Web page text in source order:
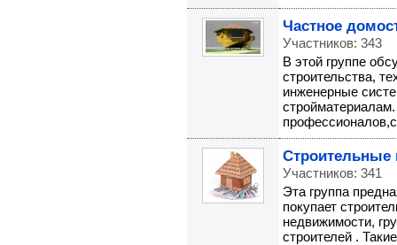
Частное
Участников: 343
В этой группе
строительства,
инженерные
Участников: 341
Эта группа
покупает
недвижимости,
строителей .